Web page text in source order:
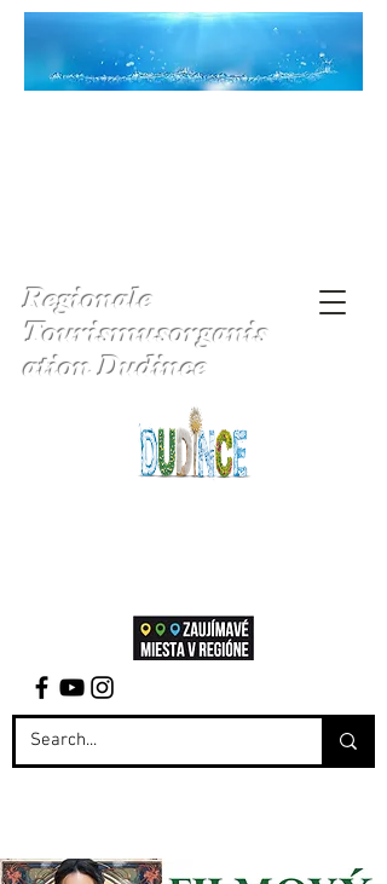
Regionale
Tourismusorganis
ation Dudince